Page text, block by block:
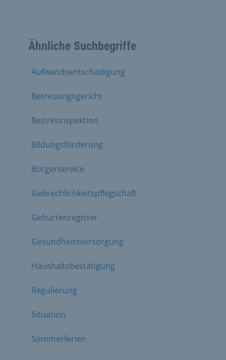
Ähnliche Suchbegriffe
Aufwandsentschädigung
Betreuungsgericht
Bezirksinspektion
Bildungsförderung
Bürgerservice
Gebrechlichkeitspflegschaft
Geburtenregister
Gesundheitsversorgung
Haushaltsbestätigung
Regulierung
Situation
Sommerferien